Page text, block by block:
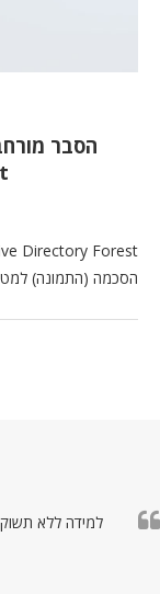
הסכמה (התמונה)
למידה ללא